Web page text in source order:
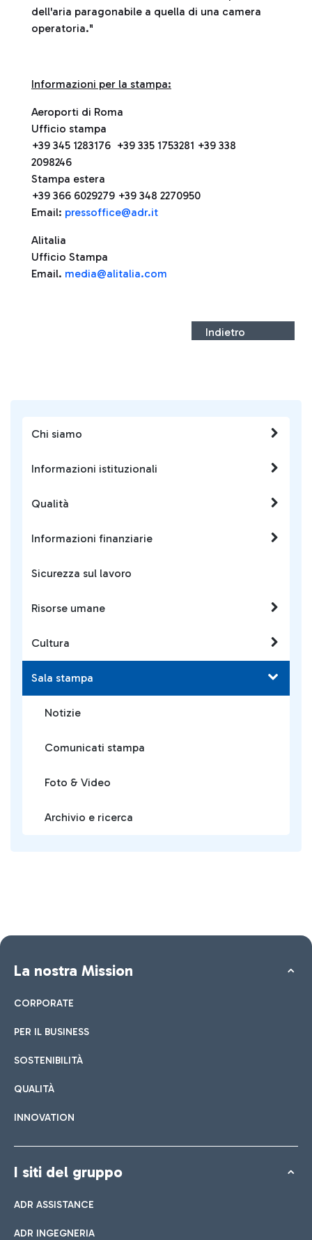
Chi siamo
Informazioni istituzionali
Qualità
Informazioni finanziarie
Sicurezza sul lavoro
Risorse umane
Cultura
Sala stampa
Notizie
Comunicati stampa
Foto & Video
Archivio e ricerca
dell'aria paragonabile a quella di una camera
operatoria."
Informazioni per la stampa:
Aeroporti di Roma
Ufficio stampa
+39 345 1283176 +39 335 1753281 +39 338
2098246
Stampa estera
+39 366 6029279 +39 348 2270950
Email: pressoffice@adr.it
Alitalia
Ufficio Stampa
Email. media@alitalia.com
Indietro
La nostra Mission
CORPORATE
PER IL BUSINESS
SOSTENIBILITÀ
QUALITÀ
INNOVATION
I siti del gruppo
ADR ASSISTANCE
ADR INGEGNERIA